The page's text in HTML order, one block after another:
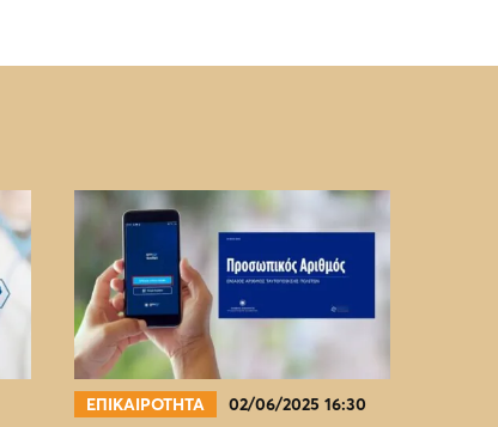
ΕΠΙΚΑΙΡΟΤΗΤΑ 02/06/2025 16:30